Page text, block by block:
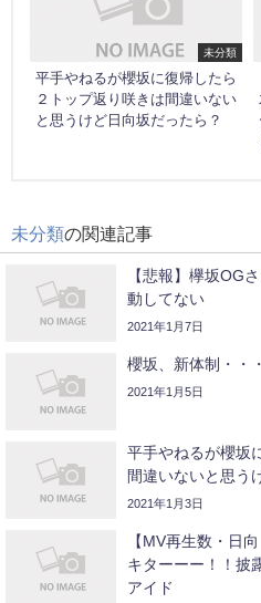
未分類
平手やねるが櫻坂に復帰したら
２トップ返り咲きは間違いない
と思うけど日向坂だったら？
未分類の関連記事
【悲報】欅坂OG
動してない
2021年1月7日
櫻坂、新体制・・
2021年1月5日
平手やねるが櫻坂
間違いないと思う
2021年1月3日
【MV再生数・日
キターーー！！披
アイド